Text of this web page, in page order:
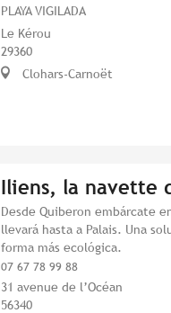
PLAYA VIGILADA
Le Kérou
29360
Clohars-Carnoët
Iliens, la navette
Desde Quiberon embárcate
llevará hasta a Palais. Una
forma más ecológica.
07 67 78 99 88
31 avenue de l’Océan
56340